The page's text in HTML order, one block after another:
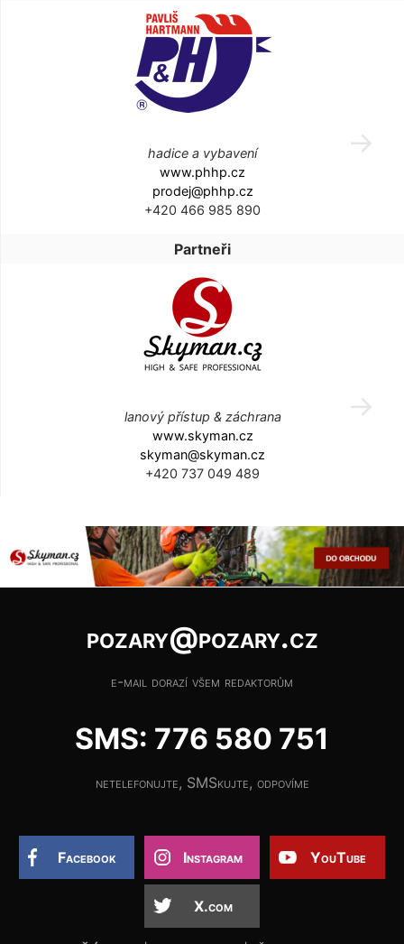
hadice a vybavení
www.phhp.cz
prodej@phhp.cz
+420 466 985 890
Partneři
lanový přístup & záchrana
www.skyman.cz
skyman@skyman.cz
+420 737 049 489
pozary@pozary.cz
e-mail dorazí všem redaktorům
SMS: 776 580 751
netelefonujte, SMSkujte, odpovíme
Facebook Instagram YouTube
X.com